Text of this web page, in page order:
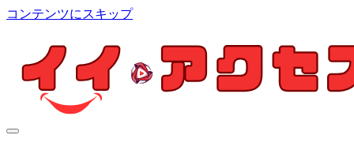
コンテンツにスキップ